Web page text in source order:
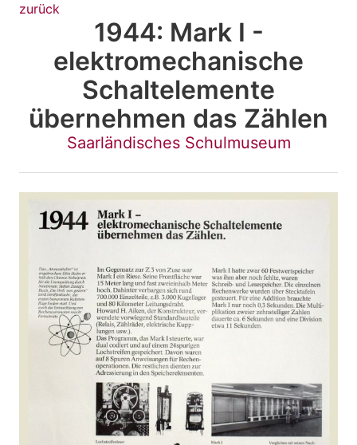
zurück
1944: Mark I -
elektromechanische
Schaltelemente
übernehmen das Zählen
Saarländisches Schulmuseum